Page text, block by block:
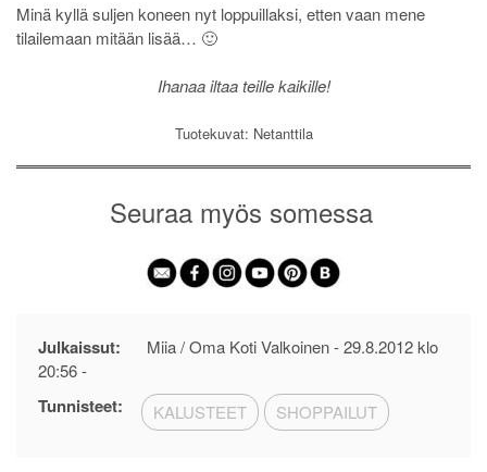
Minä kyllä suljen koneen nyt loppuillaksi, etten vaan mene
tilailemaan mitään lisää… 🙂
Ihanaa iltaa teille kaikille!
Tuotekuvat: Netanttila
Seuraa myös somessa
Julkaissut: Miia / Oma Koti Valkoinen -29.8.2012 klo
20:56-
Tunnisteet: KALUSTEET SHOPPAILUT